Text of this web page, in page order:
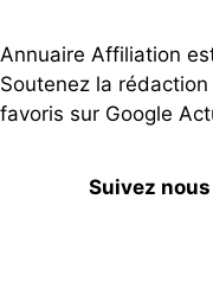
Annuaire Affiliation
Soutenez la
favoris sur Google
Suivez